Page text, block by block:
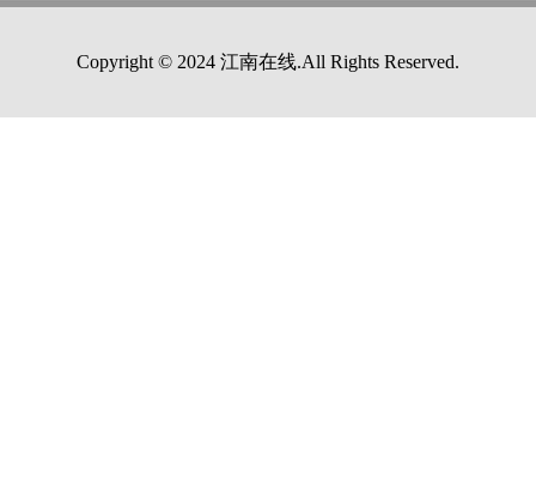
Copyright © 2024 江南在线.All Rights Reserved.